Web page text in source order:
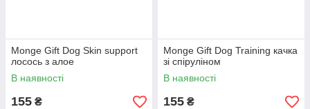
Monge Gift Dog Skin support
лосось з алое
В наявності
155 ₴
Monge Gift Dog Training качка
зі спіруліном
В наявності
155 ₴